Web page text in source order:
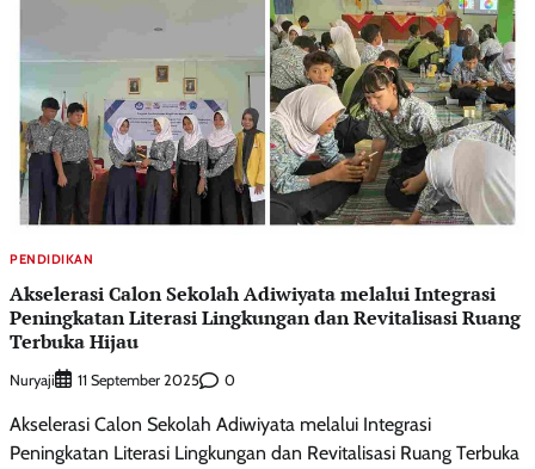
PENDIDIKAN
Akselerasi Calon Sekolah Adiwiyata melalui Integrasi
Peningkatan Literasi Lingkungan dan Revitalisasi Ruang
Terbuka Hijau
Nuryaji 11 September 2025 0
Akselerasi Calon Sekolah Adiwiyata melalui Integrasi
Peningkatan Literasi Lingkungan dan Revitalisasi Ruang Terbuka